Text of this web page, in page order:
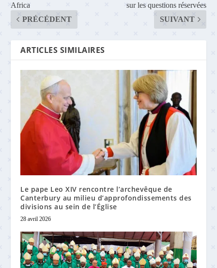
Africa
PRÉCÉDENT
sur les questions réservées
SUIVANT
ARTICLES SIMILAIRES
Le pape Leo XIV rencontre l’archevêque de
Canterbury au milieu d’approfondissements des
divisions au sein de l’Église
28 avril 2026